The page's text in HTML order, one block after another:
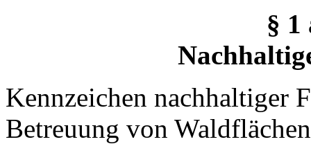
§
Kennzeichen nachhaltiger
Betreuung von